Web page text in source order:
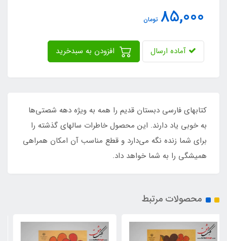
85,000 تومان
آماده ارسال
کتابهای فارسی دبستان قدیم را همه به ویژه دهه شصتی‌ها
به خوبی یاد دارند. این محصول خاطرات سالهای گذشته را
برای شما زنده نگه‌ می‌دارد و قطع مناسب آن امکان همراهی
همیشگی را به شما خواهد داد.
محصولات مرتبط